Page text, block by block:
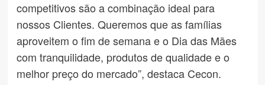
competitivos são a combinação ideal para
nossos Clientes. Queremos que as famílias
aproveitem o fim de semana e o Dia das Mães
com tranquilidade, produtos de qualidade e o
melhor preço do mercado”, destaca Cecon.